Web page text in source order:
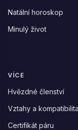
Natální horoskop
Minulý život
VÍCE
Hvězdné členství
Vztahy a kompatibilita
Certifikát páru